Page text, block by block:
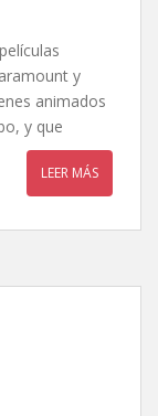
y
animados
y que
LEER MÁS